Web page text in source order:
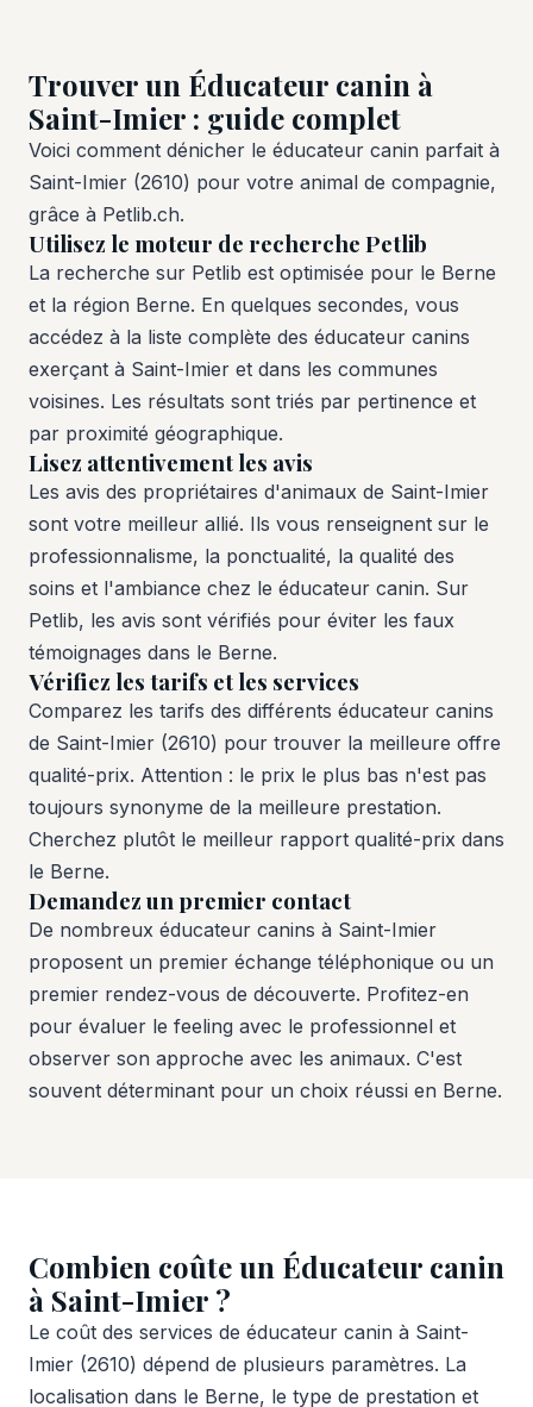
Trouver un Éducateur canin à
Saint-Imier : guide complet
Voici comment dénicher le éducateur canin parfait à
Saint-Imier (2610) pour votre animal de compagnie,
grâce à Petlib.ch.
Utilisez le moteur de recherche Petlib
La recherche sur Petlib est optimisée pour le Berne
et la région Berne. En quelques secondes, vous
accédez à la liste complète des éducateur canins
exerçant à Saint-Imier et dans les communes
voisines. Les résultats sont triés par pertinence et
par proximité géographique.
Lisez attentivement les avis
Les avis des propriétaires d'animaux de Saint-Imier
sont votre meilleur allié. Ils vous renseignent sur le
professionnalisme, la ponctualité, la qualité des
soins et l'ambiance chez le éducateur canin. Sur
Petlib, les avis sont vérifiés pour éviter les faux
témoignages dans le Berne.
Vérifiez les tarifs et les services
Comparez les tarifs des différents éducateur canins
de Saint-Imier (2610) pour trouver la meilleure offre
qualité-prix. Attention : le prix le plus bas n'est pas
toujours synonyme de la meilleure prestation.
Cherchez plutôt le meilleur rapport qualité-prix dans
le Berne.
Demandez un premier contact
De nombreux éducateur canins à Saint-Imier
proposent un premier échange téléphonique ou un
premier rendez-vous de découverte. Profitez-en
pour évaluer le feeling avec le professionnel et
observer son approche avec les animaux. C'est
souvent déterminant pour un choix réussi en Berne.
Combien coûte un Éducateur canin
à Saint-Imier ?
Le coût des services de éducateur canin à Saint-
Imier (2610) dépend de plusieurs paramètres. La
localisation dans le Berne, le type de prestation et